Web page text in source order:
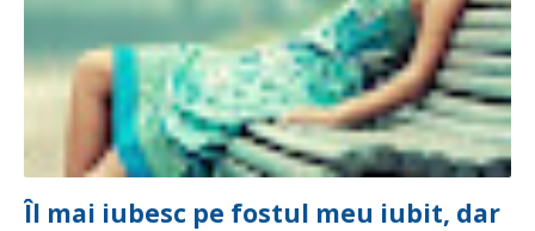
Îl mai iubesc pe fostul meu iubit, dar